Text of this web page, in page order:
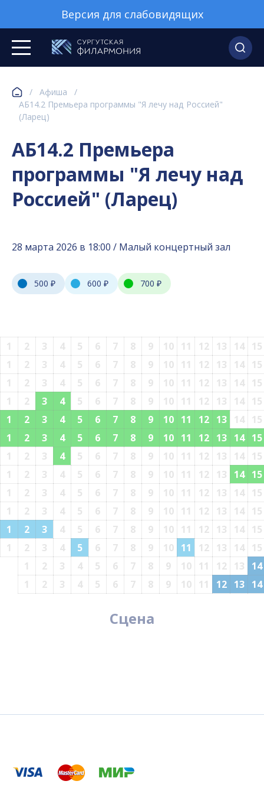
Версия для слабовидящих
/ Афиша
/
АБ14.2 Премьера программы "Я лечу над Россией"
(Ларец)
АБ14.2 Премьера
программы "Я лечу над
Россией" (Ларец)
28 марта 2026 в 18:00 / Малый концертный зал
500 ₽ 600 ₽ 700 ₽
1 2 3 4 5 6 7 8 9 10 11 12 13 14
15
1
2 3 4 5 6 7 8 9 10 11 12 13 14
15
1
2 3 4 5 6 7 8 9 10 11 12 13 14
15
1
2 3 4 5 6 7 8 9 10 11 12 13 14
15
1
2 3 4 5 6 7 8 9 10 11 12 13 14
15
1
2 3 4 5 6 7 8 9 10 11 12 13 14
15
1
2 3 4 5 6 7 8 9 10 11 12 13 14
15
1
2 3 4 5 6 7 8 9 10 11 12 13 14
15
1
2 3 4 5 6 7 8 9 10 11 12 13 14
15
1
2 3 4 5 6 7 8 9 10 11 12 13 14
15
1
2 3 4 5 6 7 8 9 10 11 12 13 14
15
1
2 3 4 5 6 7 8 9 10 11 12 13 14
15
1
2 3 4 5 6 7 8 9 10 11 12 13
14
1
2 3 4 5 6 7 8 9 10 11 12 13 14
Сцена